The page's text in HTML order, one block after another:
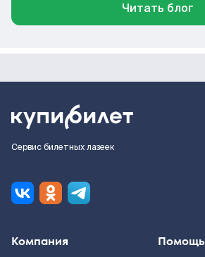
Читать блог
Сервис билетных лазеек
Компания Помощь